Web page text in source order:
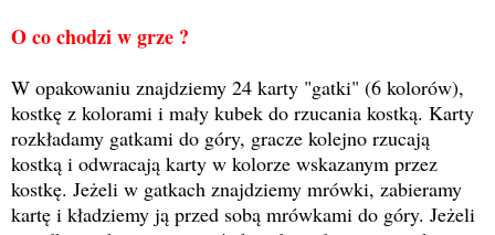
O co chodzi w grze ?
W opakowaniu znajdziemy 24 karty "gatki" (6 kolorów),
kostkę z kolorami i mały kubek do rzucania kostką. Karty
rozkładamy gatkami do góry, gracze kolejno rzucają
kostką i odwracają karty w kolorze wskazanym przez
kostkę. Jeżeli w gatkach znajdziemy mrówki, zabieramy
kartę i kładziemy ją przed sobą mrówkami do góry. Jeżeli